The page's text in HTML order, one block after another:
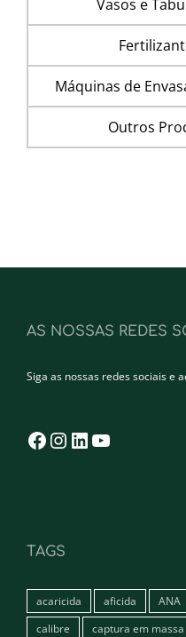
Vasos e
Máquinas de
Outros
AS NOSSAS REDES
Siga as nossas redes sociais e
Facebook
Instagram
LinkedIn
TAGS
acaricida aficida ANA
calibre
captura em massa